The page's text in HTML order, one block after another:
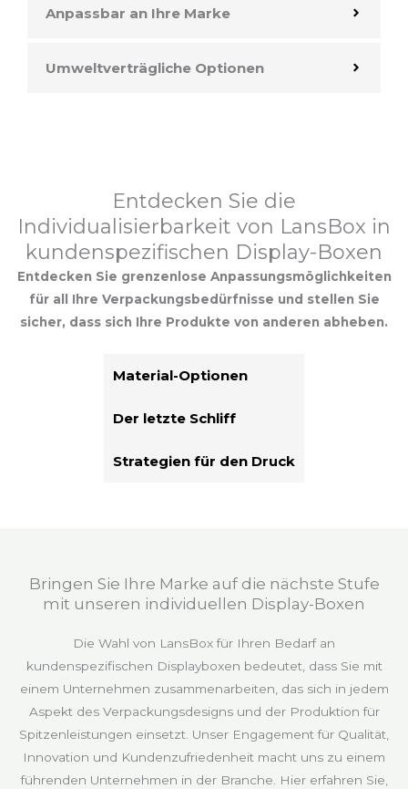
Anpassbar an Ihre Marke
Umweltverträgliche Optionen
Entdecken Sie die
Individualisierbarkeit von LansBox in
kundenspezifischen Display-Boxen
Entdecken Sie grenzenlose Anpassungsmöglichkeiten
für all Ihre Verpackungsbedürfnisse und stellen Sie
sicher, dass sich Ihre Produkte von anderen abheben.
Material-Optionen
Der letzte Schliff
Strategien für den Druck
Bringen Sie Ihre Marke auf die nächste Stufe
mit unseren individuellen Display-Boxen
Die Wahl von LansBox für Ihren Bedarf an
kundenspezifischen Displayboxen bedeutet, dass Sie mit
einem Unternehmen zusammenarbeiten, das sich in jedem
Aspekt des Verpackungsdesigns und der Produktion für
Spitzenleistungen einsetzt. Unser Engagement für Qualität,
Innovation und Kundenzufriedenheit macht uns zu einem
führenden Unternehmen in der Branche. Hier erfahren Sie,